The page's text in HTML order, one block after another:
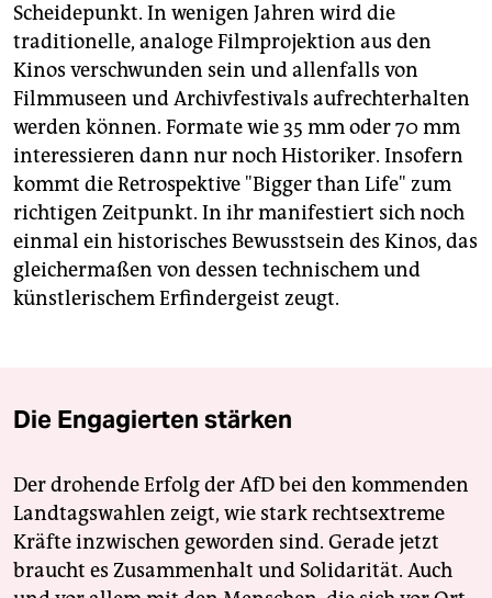
Scheidepunkt. In wenigen Jahren wird die
traditionelle, analoge Filmprojektion aus den
Kinos verschwunden sein und allenfalls von
Filmmuseen und Archivfestivals aufrechterhalten
werden können. Formate wie 35 mm oder 70 mm
interessieren dann nur noch Historiker. Insofern
kommt die Retrospektive "Bigger than Life" zum
richtigen Zeitpunkt. In ihr manifestiert sich noch
einmal ein historisches Bewusstsein des Kinos, das
gleichermaßen von dessen technischem und
künstlerischem Erfindergeist zeugt.
Die Engagierten stärken
Der drohende Erfolg der AfD bei den kommenden
Landtagswahlen zeigt, wie stark rechtsextreme
Kräfte inzwischen geworden sind. Gerade jetzt
braucht es Zusammenhalt und Solidarität. Auch